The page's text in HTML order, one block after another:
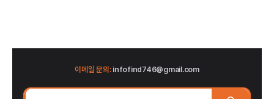
이메일 문의:infofind746@gmail.com